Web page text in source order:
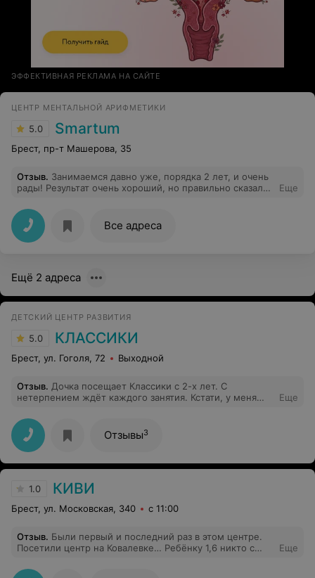
ЭФФЕКТИВНАЯ РЕКЛАМА НА САЙТЕ
ЦЕНТР МЕНТАЛЬНОЙ АРИФМЕТИКИ
5.0 Smartum
Брест, пр-т Машерова, 35
Отзыв. Занимаемся давно уже, порядка 2 лет, и очень
рады! Результат очень хороший, но правильно сказали
время. У нас результат очень хороший, и даже ездили
на чемпионат амакидс, занимали призовые места.
Советуем всем знакомым!
Еще
Все адреса
Ещё 2 адреса
ДЕТСКИЙ ЦЕНТР РАЗВИТИЯ
5.0 КЛАССИКИ
Брест, ул. Гоголя, 72 Выходной
Отзыв. Дочка посещает Классики с 2-х лет. С
нетерпением ждёт каждого занятия. Кстати, у меня
Еще
Отзывы3
1.0 КИВИ
Брест, ул. Московская, 340 с 11:00
Отзыв. Были первый и последний раз в этом центре.
Посетили центр на Ковалевке… Ребёнку 1,6 никто с
себе, ребёнка забрала с полным памперсом какашек(
Еще